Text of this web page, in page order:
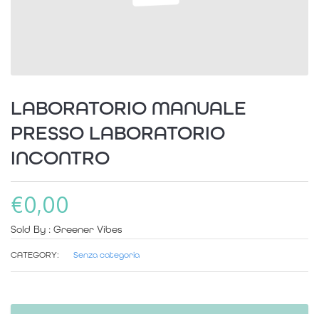
LABORATORIO MANUALE
PRESSO LABORATORIO
INCONTRO
€0,00
Sold By : Greener Vibes
CATEGORY: Senza categoria